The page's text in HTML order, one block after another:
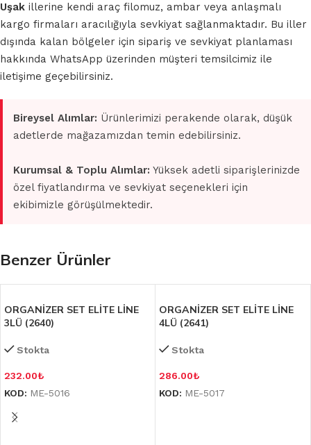
Uşak illerine kendi araç filomuz, ambar veya anlaşmalı
kargo firmaları aracılığıyla sevkiyat sağlanmaktadır. Bu iller
dışında kalan bölgeler için sipariş ve sevkiyat planlaması
hakkında WhatsApp üzerinden müşteri temsilcimiz ile
iletişime geçebilirsiniz.
Bireysel Alımlar: Ürünlerimizi perakende olarak, düşük
adetlerde mağazamızdan temin edebilirsiniz.
Kurumsal & Toplu Alımlar: Yüksek adetli siparişlerinizde
özel fiyatlandırma ve sevkiyat seçenekleri için
ekibimizle görüşülmektedir.
Benzer Ürünler
ORGANİZER SET ELİTE LİNE
3LÜ (2640)
Stokta
232.00₺
KOD: ME-5016
ORGANİZER SET ELİTE LİNE
4LÜ (2641)
Stokta
286.00₺
KOD: ME-5017